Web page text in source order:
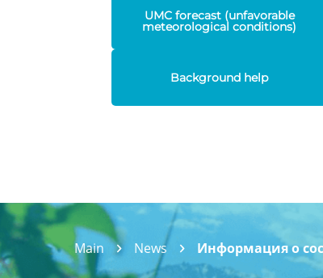
UMC forecast (unfavorable
meteorological conditions)
Background help
Main News Информация о